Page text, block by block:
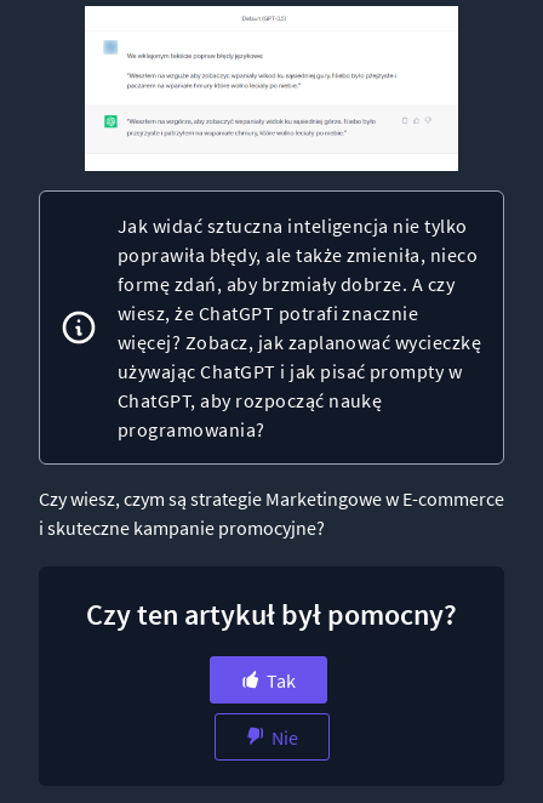
Jak widać sztuczna inteligencja nie tylko
poprawiła błędy, ale także zmieniła, nieco
formę zdań, aby brzmiały dobrze. A czy
wiesz, że ChatGPT potrafi znacznie
więcej? Zobacz, jak zaplanować wycieczkę
używając ChatGPT i jak pisać prompty w
ChatGPT, aby rozpocząć naukę
programowania?
Czy wiesz,czym są strategie Marketingowe w E-commerce
i skuteczne kampanie promocyjne?
Czy ten artykuł był pomocny?
Tak
Nie